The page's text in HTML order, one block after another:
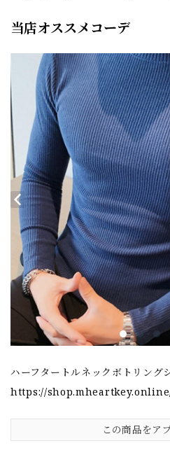
当店オススメコーデ
ハーフタートルネックボトリン
https://
この商品をア